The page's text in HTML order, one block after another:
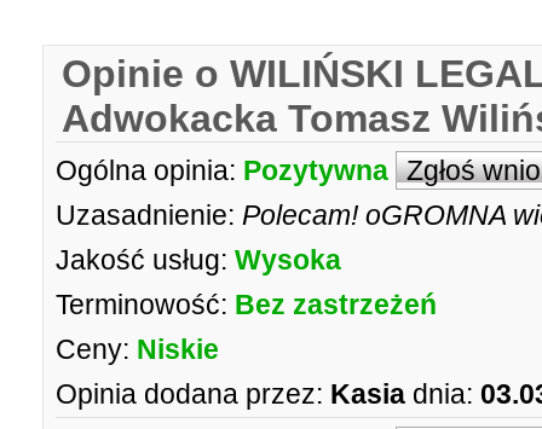
Opinie o WILIŃSKI
Adwokacka Tomasz
Ogólna opinia: Pozytywna Zgłoś
Uzasadnienie: Polecam! oGROMNA
Jakość usług: Wysoka
Terminowość: Bez zastrzeżeń
Ceny: Niskie
Opinia dodana przez: Kasia dnia: